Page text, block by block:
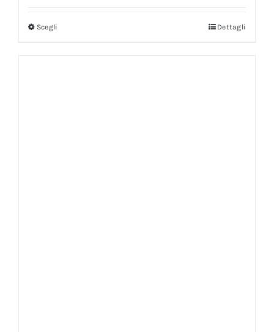
Scegli Dettagli